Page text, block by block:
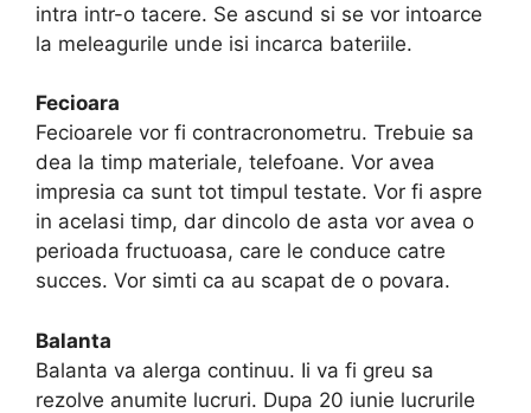
intra intr-o tacere. Se ascund si se vor intoarce
la meleagurile unde isi incarca bateriile.
Fecioara
Fecioarele vor fi contracronometru. Trebuie sa
dea la timp materiale, telefoane. Vor avea
impresia ca sunt tot timpul testate. Vor fi aspre
in acelasi timp, dar dincolo de asta vor avea o
perioada fructuoasa, care le conduce catre
succes. Vor simti ca au scapat de o povara.
Balanta
Balanta va alerga continuu. Ii va fi greu sa
rezolve anumite lucruri. Dupa 20 iunie lucrurile